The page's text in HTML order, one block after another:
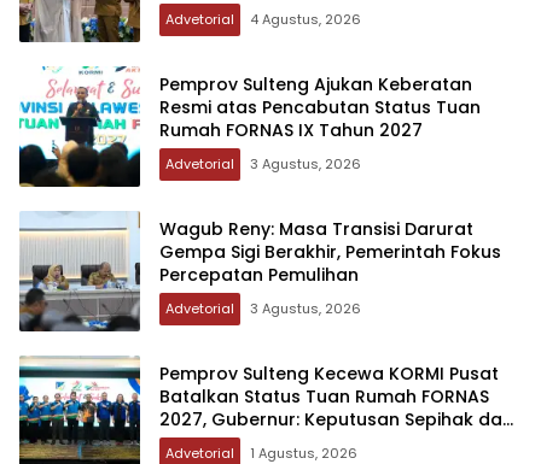
Advetorial 4 Agustus, 2026
Pemprov Sulteng Ajukan Keberatan
Resmi atas Pencabutan Status Tuan
Rumah FORNAS IX Tahun 2027
Advetorial 3 Agustus, 2026
Wagub Reny: Masa Transisi Darurat
Gempa Sigi Berakhir, Pemerintah Fokus
Percepatan Pemulihan
Advetorial 3 Agustus, 2026
Pemprov Sulteng Kecewa KORMI Pusat
Batalkan Status Tuan Rumah FORNAS
2027, Gubernur: Keputusan Sepihak dan
Tanpa Koordinasi
Advetorial 1 Agustus, 2026